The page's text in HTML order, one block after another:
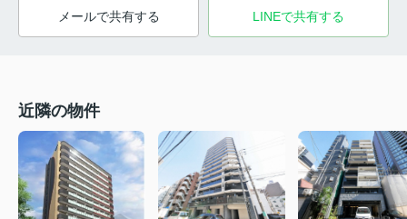
メールで共有する LINEで共有する
近隣の物件